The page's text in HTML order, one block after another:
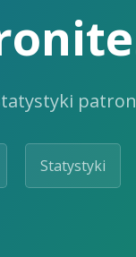
Statystyki